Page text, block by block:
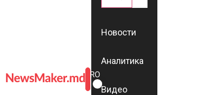
ROMÂNĂ
RU
Новости
Аналитика
Видео